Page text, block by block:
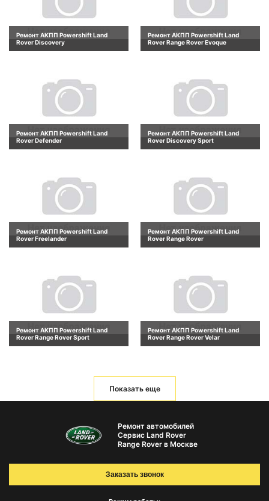
Ремонт АКПП Powershift Land
Rover Discovery
Ремонт АКПП Powershift Land
Rover Range Rover Evoque
Ремонт АКПП Powershift Land
Rover Defender
Ремонт АКПП Powershift Land
Rover Discovery Sport
Ремонт АКПП Powershift Land
Rover Freelander
Ремонт АКПП Powershift Land
Rover Range Rover
Ремонт АКПП Powershift Land
Rover Range Rover Sport
Ремонт АКПП Powershift Land
Rover Range Rover Velar
Показать еще
Ремонт автомобилей
Сервис Land Rover
Range Rover в Москве
Заказать звонок